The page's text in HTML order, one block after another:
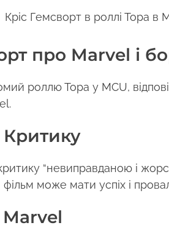
Кріс Гемсворт в роллі Тора
про Marvel і
роллю Тора у MCU,
Критику
“невиправданою і
може мати успіх і